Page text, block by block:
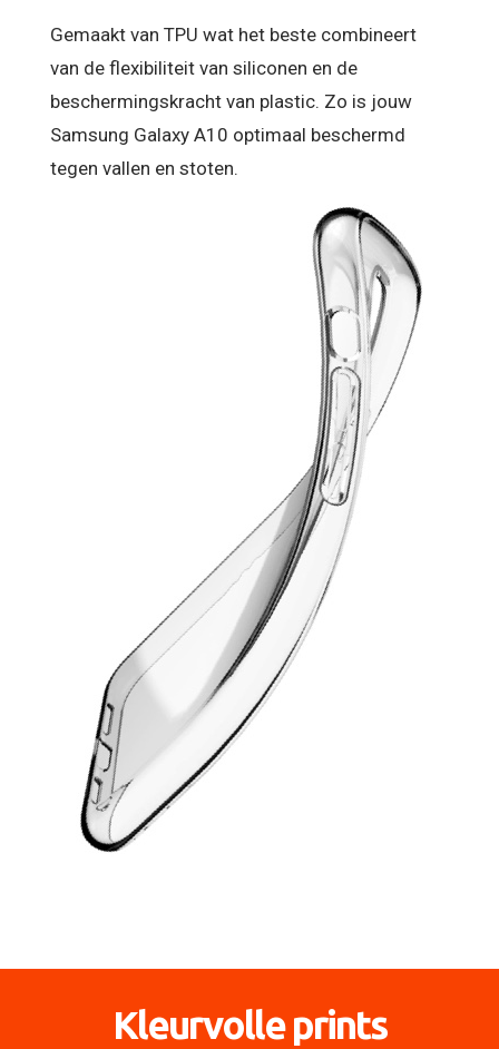
Gemaakt van TPU wat het beste combineert
van de flexibiliteit van siliconen en de
beschermingskracht van plastic. Zo is jouw
Samsung Galaxy A10 optimaal beschermd
tegen vallen en stoten.
Kleurvolle prints